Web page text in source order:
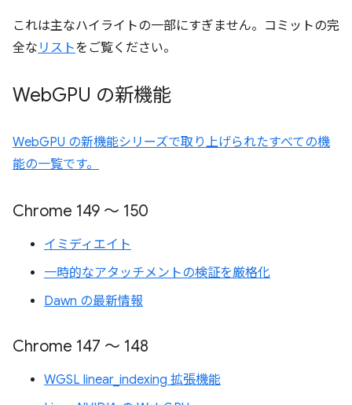
これは主なハイライトの一部にすぎません。コミットの完
全な リストをご覧ください。
WebGPU の新機能
WebGPU の新機能シリーズで取り上げられたすべての機
能の一覧です。
Chrome 149 ～ 150
イミディエイト
一時的なアタッチメントの検証を厳格化
Dawn の最新情報
Chrome 147 ～ 148
WGSL linear_indexing 拡張機能